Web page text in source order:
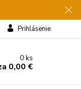
Prihlásenie
0ks
0,00 €